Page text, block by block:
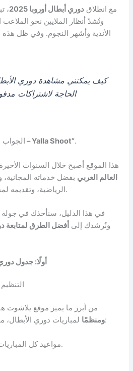
مع انطلاق دوري أبطال أوروبا 2025
،
وتُشدّ أنظار الملايين نحو
الأندية وأشهر النجوم. وفي ظل
كيف يمكنني مشاهدة دوري
الحاجة لاشتراكات
“موقع يلاشوت – Yalla Shoot”.
هذا الموقع أصبح خلال السنوات الأخيرة
العالم العربي بفضل خدماته
الرياضية، وتقديمه لمحتوى منظم وسهل التصفح.
في هذا الدليل، سنأخذك في
ونُرشدك إلى
أولًا: جدول
من أبرز ما يميز موقع يلاشوت
ومنظمًالمباريات دوري الأبطال، مما يُسهل على الزائر معرفة:
مواعيد كل المباريات بحسب توقيته المحلي.